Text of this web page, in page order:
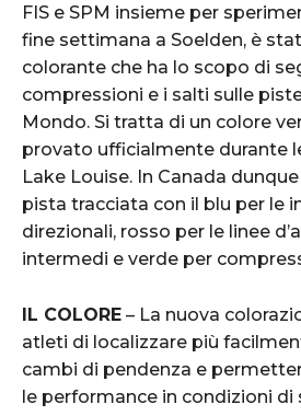
FIS e SPM insieme per
fine settimana a Soelden, è
colorante che ha lo scopo di
compressioni e i salti sulle
Mondo. Si tratta di un colore
provato ufficialmente durante
Lake Louise. In Canada
pista tracciata con il blu per le
direzionali, rosso per le linee
intermedi e verde per
IL COLORE – La nuova
atleti di localizzare più
cambi di pendenza e
le performance in condizioni di